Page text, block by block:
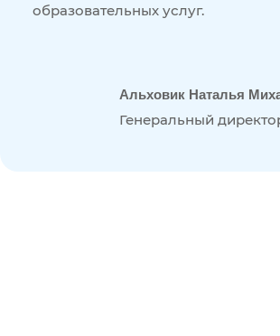
образовательных услуг.
Альховик Наталья
Генеральный